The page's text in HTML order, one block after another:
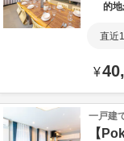
的地
直近
¥
一戸建
【